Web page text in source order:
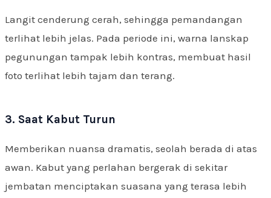
Langit cenderung cerah, sehingga pemandangan
terlihat lebih jelas. Pada periode ini, warna lanskap
pegunungan tampak lebih kontras, membuat hasil
foto terlihat lebih tajam dan terang.
3. Saat Kabut Turun
Memberikan nuansa dramatis, seolah berada di atas
awan. Kabut yang perlahan bergerak di sekitar
jembatan menciptakan suasana yang terasa lebih